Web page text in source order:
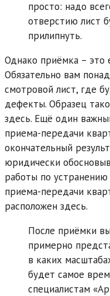
просто: надо
отверстию лист
прилипнуть.
Однако приёмка – это
Обязательно вам
смотровой лист, где
дефекты. Образец
здесь. Ещё один
приема-передачи
окончательный
юридически
работы по
приема-передачи
расположен здесь.
После приёмки
примерно
в каких
будет самое
специалистам